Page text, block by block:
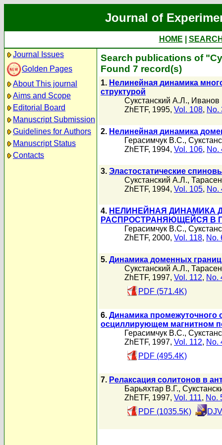
Journal of
HOME
Journal Issues
Golden Pages
About This journal
Aims and Scope
Editorial Board
Manuscript Submission
Guidelines for Authors
Manuscript Status
Contacts
Search publications of
Found 7 record(s)
1. Нелинейная динамика
структурой
Сукстанский А.Л., Иванов
ZhETF, 1995, Vol. 108, No.
2. Нелинейная динамика
Герасимчук В.С.,
ZhETF, 1994, Vol. 106, No.
3. Эластостатические
Сукстанский А.Л.,
ZhETF, 1994, Vol. 105, No.
4. НЕЛИНЕЙНАЯ ДИНАМИКА
РАСПРОСТРАНЯЮЩЕЙСЯ В
Герасимчук В.С.,
ZhETF, 2000, Vol. 118, No.
5. Динамика доменных
Сукстанский А.Л.,
ZhETF, 1997, Vol. 112, No.
PDF (571.4K)
6. Динамика
осциллирующем магнитном
Герасимчук В.С.,
ZhETF, 1997, Vol. 112, No.
PDF (495.4K)
7. Релаксация солитонов в
Барьяхтар В.Г.,
ZhETF, 1997, Vol. 111, No.
PDF (1035.5K)